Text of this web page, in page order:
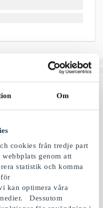
Om
cookies från tredje part
genom att
statistik och komma
kan optimera våra
Dessutom